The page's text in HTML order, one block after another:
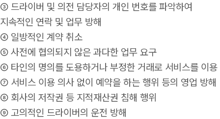
③ 드라이버 및 의전 담당자의 개인 번호를 파악하여
지속적인 연락 및 업무 방해
④ 일방적인 계약 취소
⑤ 사전에 협의되지 않은 과다한 업무 요구
⑥ 타인의 명의를 도용하거나 부정한 거래로 서비스를 이용
⑦ 서비스 이용 의사 없이 예약을 하는 행위 등의 영업 방해
⑧ 회사의 저작권 등 지적재산권 침해 행위
⑨ 고의적인 드라이버의 운전 방해